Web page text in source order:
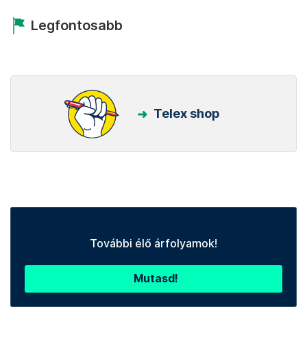
Legfontosabb
Telex shop
További élő árfolyamok!
Mutasd!